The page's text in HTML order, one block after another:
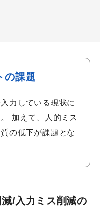
の課題
力している現状に
加えて、人的ミス
の低下が課題とな
/入力ミス削減の